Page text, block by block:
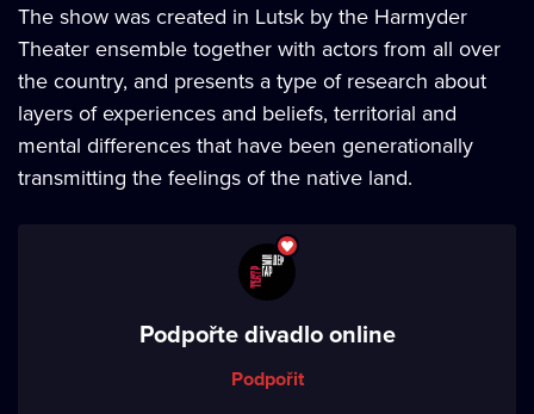
The show was created in Lutsk by the Harmyder
Theater ensemble together with actors from all over
the country, and presents a type of research about
layers of experiences and beliefs, territorial and
mental differences that have been generationally
transmitting the feelings of the native land.
Podpořte divadlo online
Podpořit